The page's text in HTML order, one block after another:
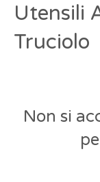
Utensili
Truciolo
Non si